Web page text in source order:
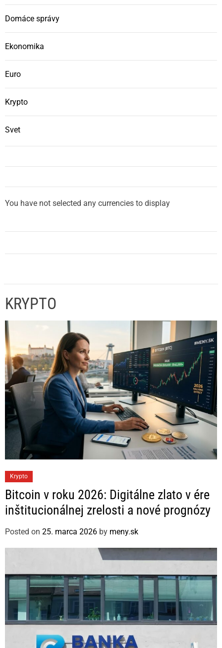
Domáce správy
Ekonomika
Euro
Krypto
Svet
You have not selected any currencies to display
KRYPTO
a
t
e
o
r
e
Krypto
Bitcoin v roku 2026: Digitálne zlato v ére
inštitucionálnej zrelosti a nové prognózy
Posted on 25. marca 2026 by meny.sk